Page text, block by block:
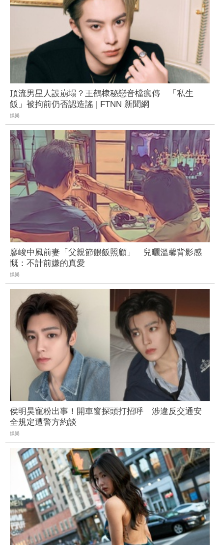
頂流男星人設崩塌？王鶴棣秘戀音檔瘋傳 「私生
飯」被拘前仍否認造謠 | FTNN 新聞網
娛樂
廖峻中風前妻「父親節餵飯照顧」 兒曬溫馨背影感
慨：不計前嫌的真愛
娛樂
侯明昊寵粉出事！開車窗探頭打招呼 涉違反交通安
全規定遭警方約談
娛樂